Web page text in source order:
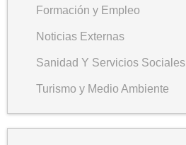
Formación y Empleo
Noticias Externas
Sanidad Y Servicios Sociales
Turismo y Medio Ambiente